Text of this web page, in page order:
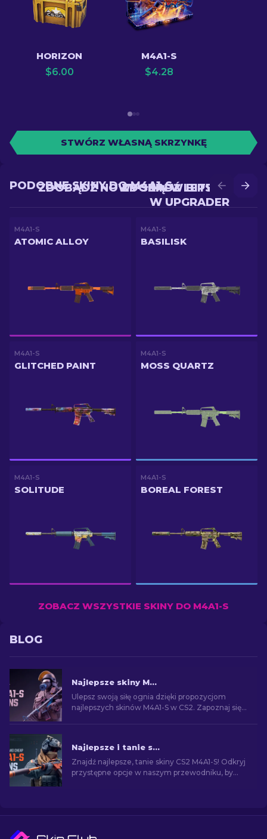
HORIZON
$6.00
M4A1-S
$4.28
STWÓRZ WŁASNĄ SKRZYNKĘ
ZDOBĄDŹ LEPSZY SKIN
W UPGRADER
ZDOBĄDŹ NOWY SKIN W BITWIE
PODOBNE SKINY DO M4A1-S
M4A1-S
ATOMIC ALLOY
M4A1-S
BASILISK
M4A1-S
GLITCHED PAINT
M4A1-S
MOSS QUARTZ
M4A1-S
SOLITUDE
M4A1-S
BOREAL FOREST
ZOBACZ WSZYSTKIE SKINY DO M4A1-S
BLOG
Najlepsze skiny M4A1-S w CS2 [2026]
Ulepsz swoją siłę ognia dzięki propozycjom
najlepszych skinów M4A1-S w CS2. Zapoznaj się z
Najlepsze i tanie skiny M4A1-S w CS2 [2026]
Znajdź najlepsze, tanie skiny CS2 M4A1-S! Odkryj
przystępne opcje w naszym przewodniku, by